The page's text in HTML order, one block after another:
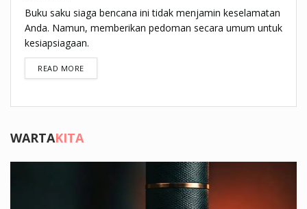
Buku saku siaga bencana ini tidak menjamin keselamatan
Anda. Namun, memberikan pedoman secara umum untuk
kesiapsiagaan.
READ MOREDETAILS
WARTAKITA